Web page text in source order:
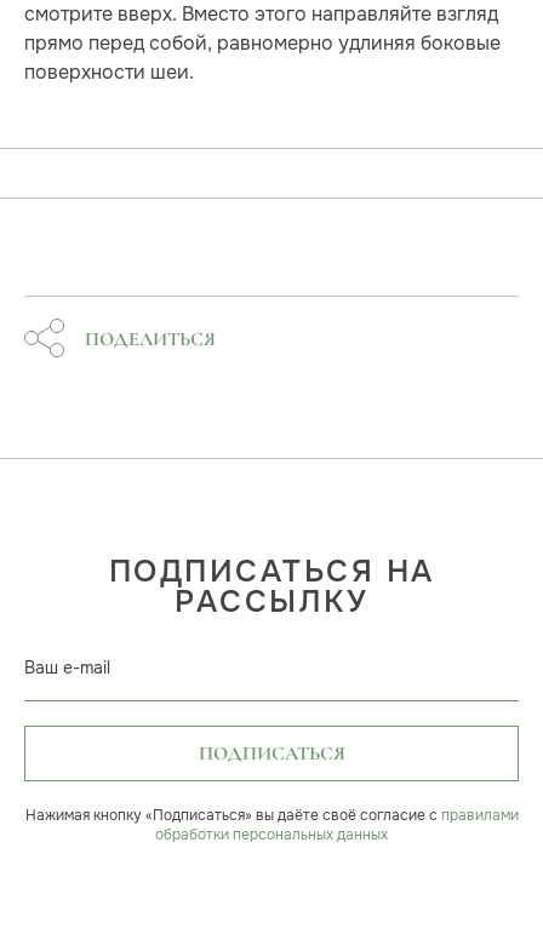
смотрите вверх. Вместо этого направляйте взгляд
прямо перед собой, равномерно удлиняя боковые
поверхности шеи.
ПОДЕЛИТЬСЯ
ПОДПИСАТЬСЯ НА
РАССЫЛКУ
Ваш e-mail
ПОДПИСАТЬСЯ
Нажимая кнопку «Подписаться» вы даёте своё согласие с правилами
обработки персональных данных